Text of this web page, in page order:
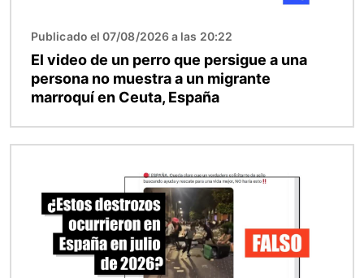
Publicado el 07/08/2026 a las 20:22
El video de un perro que persigue a una
persona no muestra a un migrante
marroquí en Ceuta, España